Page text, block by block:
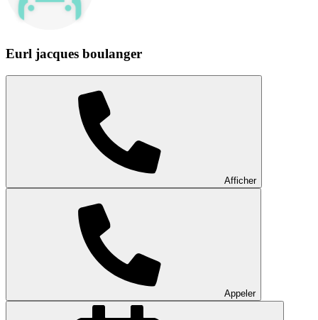
Eurl jacques boulanger
Afficher
Appeler